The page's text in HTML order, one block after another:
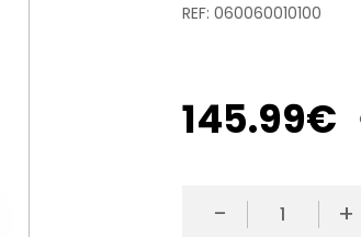
REF: 060060010100
145.99€
- +